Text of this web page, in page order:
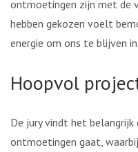
ontmoetingen zijn met de
hebben gekozen voelt
energie om ons te blijven
Hoopvol
De jury vindt het
ontmoetingen gaat,